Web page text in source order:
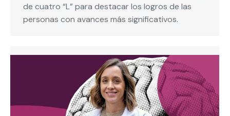
de cuatro “L” para destacar los logros de las
personas con avances más significativos.